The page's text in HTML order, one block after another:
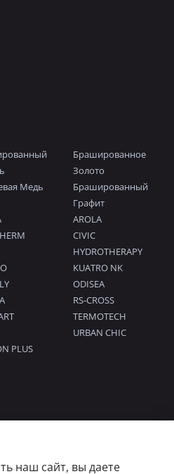
Брашированное
Золото
Медь
Брашированный
Графит
AROLA
CIVIC
HYDROTHERAPY
KUATRO NK
ODISEA
RS-CROSS
TERMOTECH
URBAN CHIC
PLUS
наш сайт, вы даете